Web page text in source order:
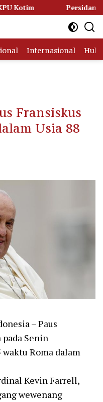
Persidangan Memanas,
Internasional
Fransiskus
Usia 88
– Paus
Senin
Roma dalam
Kevin Farrell,
wewenang